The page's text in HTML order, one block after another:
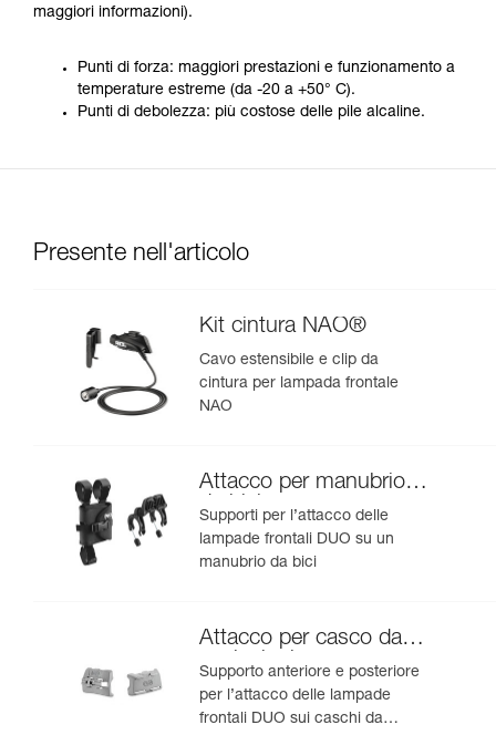
maggiori informazioni).
Punti di forza: maggiori prestazioni e funzionamento a
temperature estreme (da -20 a +50° C).
Punti di debolezza: più costose delle pile alcaline.
Presente nell'articolo
Kit cintura NAO®
Cavo estensibile e clip da
cintura per lampada frontale
NAO
Attacco per manubrio
da bici
Supporti per l’attacco delle
lampade frontali DUO su un
manubrio da bici
Attacco per casco da
speleologia
Supporto anteriore e posteriore
per l’attacco delle lampade
frontali DUO sui caschi da